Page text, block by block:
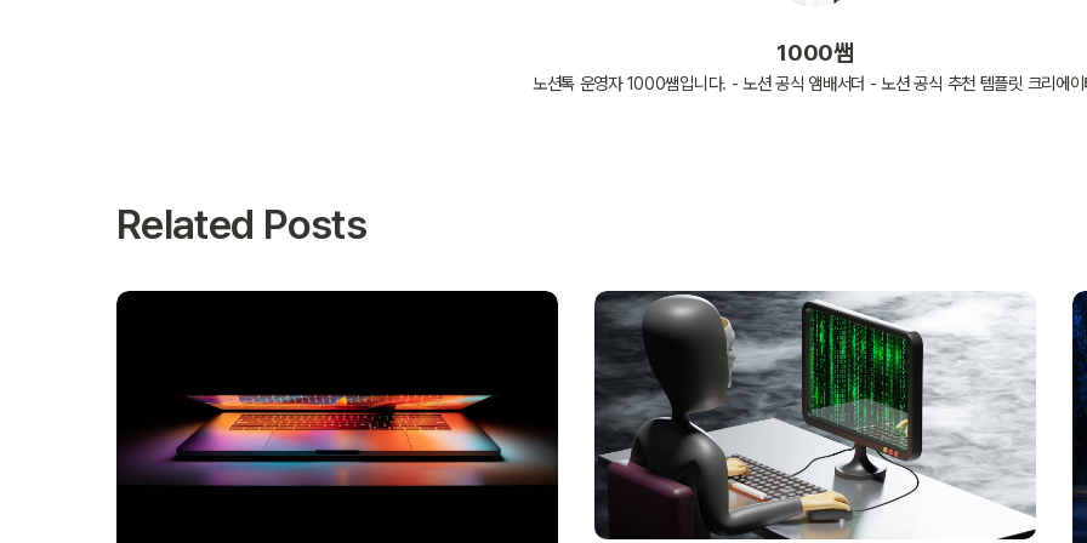
1000쌤
노션톡 운영자 1000쌤입니다. - 노션 공식 앰배서더 - 노션 공식 추천 템플릿 크리에이
Related Posts